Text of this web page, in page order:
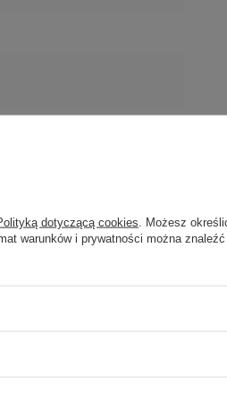
dotyczącą cookies . Możesz
warunków i prywatności można